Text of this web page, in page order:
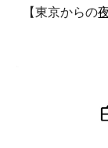
【東京からの